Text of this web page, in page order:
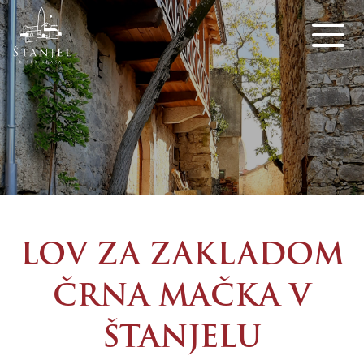
LOV ZA ZAKLADOM
ČRNA MAČKA V
ŠTANJELU